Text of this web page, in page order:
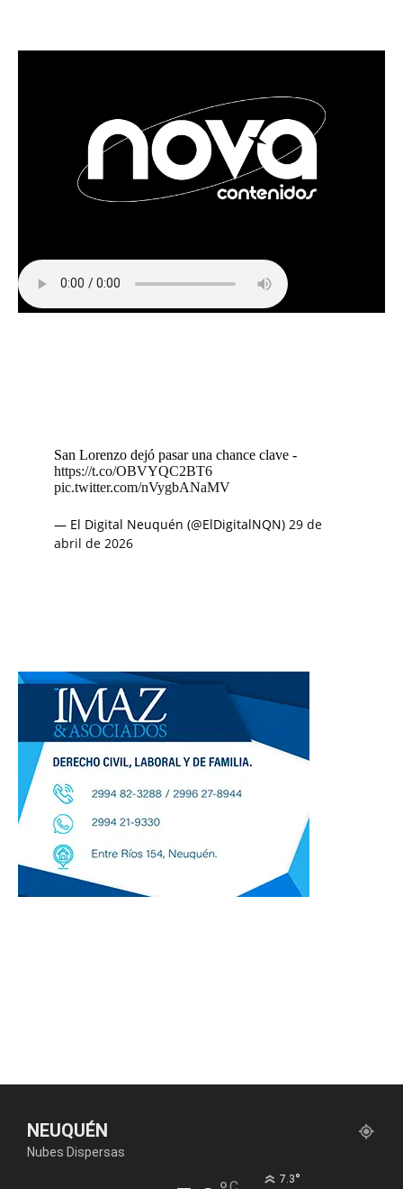
San Lorenzo dejó pasar una chance clave -
https://t.co/OBVYQC2BT6
pic.twitter.com/nVygbANaMV
— El Digital Neuquén (@ElDigitalNQN) 29 de
abril de 2026
NEUQUÉN
Nubes Dispersas
7.3°